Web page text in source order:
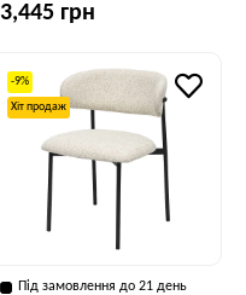
3,445 грн
-9%
Хіт продаж
Під замовлення до 21 день